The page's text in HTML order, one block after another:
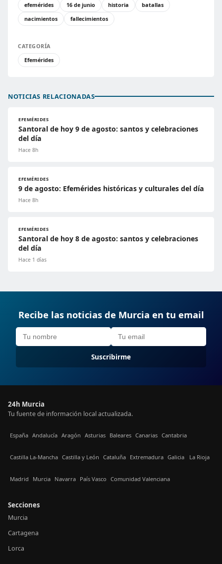
efemérides
16 de junio historia
batallas
nacimientos
fallecimientos
CATEGORÍA
Efemérides
NOTICIAS RELACIONADAS
EFEMÉRIDES
Santoral de hoy 9 de agosto: santos y celebraciones
del día
Hace 8h
EFEMÉRIDES
9 de agosto: Efemérides históricas y culturales del día
Hace 8h
EFEMÉRIDES
Santoral de hoy 8 de agosto: santos y celebraciones
del día
Hace 1 días
Recibe las noticias de Murcia en tu email
Suscribirme
24h Murcia
Tu fuente de información local actualizada.
España Andalucía Aragón Asturias Baleares Canarias Cantabria
Castilla La-Mancha Castilla y León Cataluña Extremadura Galicia La Rioja
Madrid Murcia Navarra País Vasco Comunidad Valenciana
Secciones
Murcia
Cartagena
Lorca